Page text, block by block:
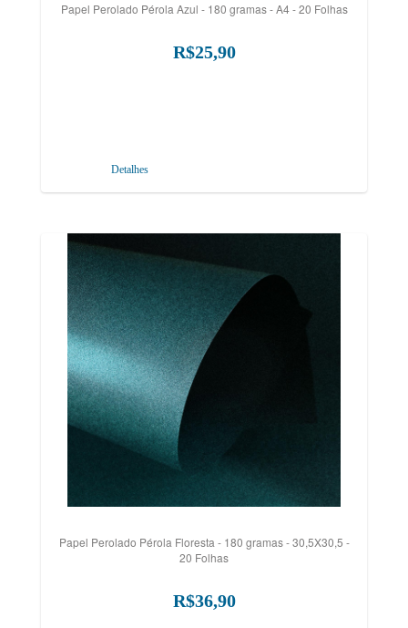
Papel Perolado Pérola Azul - 180 gramas - A4 - 20 Folhas
R$25,90
Detalhes
Papel Perolado Pérola Floresta - 180 gramas - 30,5X30,5 -
20 Folhas
R$36,90